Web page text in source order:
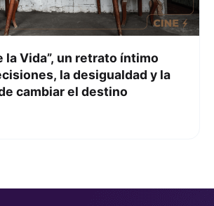
la Vida”, un retrato íntimo
la desigualdad y la
cambiar el destino